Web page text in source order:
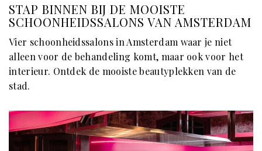
STAP BINNEN BIJ DE MOOISTE
SCHOONHEIDSSALONS VAN AMSTERDAM
Vier schoonheidssalons in Amsterdam waar je niet
alleen voor de behandeling komt, maar ook voor het
interieur. Ontdek de mooiste beautyplekken van de
stad.